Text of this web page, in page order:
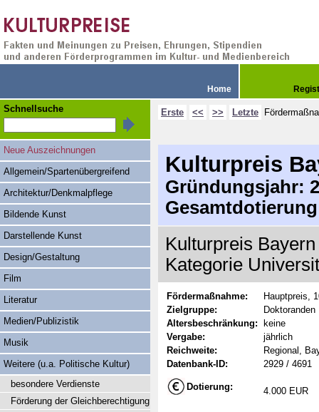
Home
Erste << >> Letzte
Kulturpreis
Gründungsjahr:
Kulturpreis
Kategorie
Fördermaßnahme:
Hauptpreis,
Zielgruppe:
Doktoranden
Altersbeschränkung:
keine
Vergabe:
jährlich
Reichweite:
Regional,
Datenbank-ID:
2929 / 4691
Dotierung: 4.000 EUR
Schnellsuche
Neue Auszeichnungen
Allgemein/Spartenübergreifend
Architektur/Denkmalpflege
Bildende Kunst
Darstellende Kunst
Design/Gestaltung
Film
Literatur
Medien/Publizistik
Musik
Weitere (u.a. Politische Kultur)
besondere Verdienste
Förderung der Gleichberechtigung